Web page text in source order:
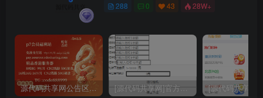
288 0 43 28W+
源代码共享网公告区域 购买认真阅读 [源代码共享网]官方独家大富二次开发挂机软件 通用各种大富